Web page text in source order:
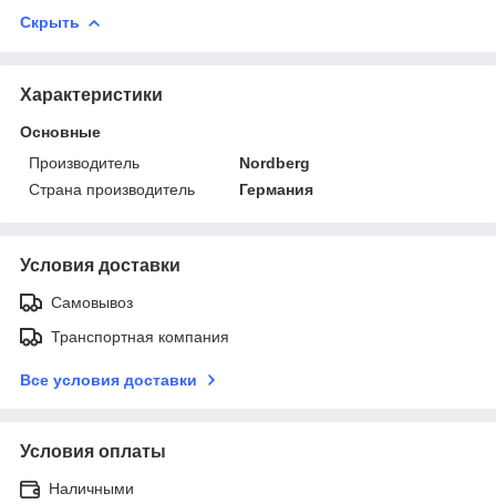
Скрыть
Характеристики
Основные
Производитель
Nordberg
Страна производитель
Германия
Условия доставки
Самовывоз
Транспортная компания
Все условия доставки
Условия оплаты
Наличными